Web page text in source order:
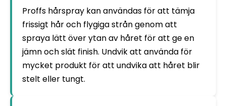
Proffs hårspray kan användas för att tämja
frissigt hår och flygiga strån genom att
spraya lätt över ytan av håret för att ge en
jämn och slät finish. Undvik att använda för
mycket produkt för att undvika att håret blir
stelt eller tungt.